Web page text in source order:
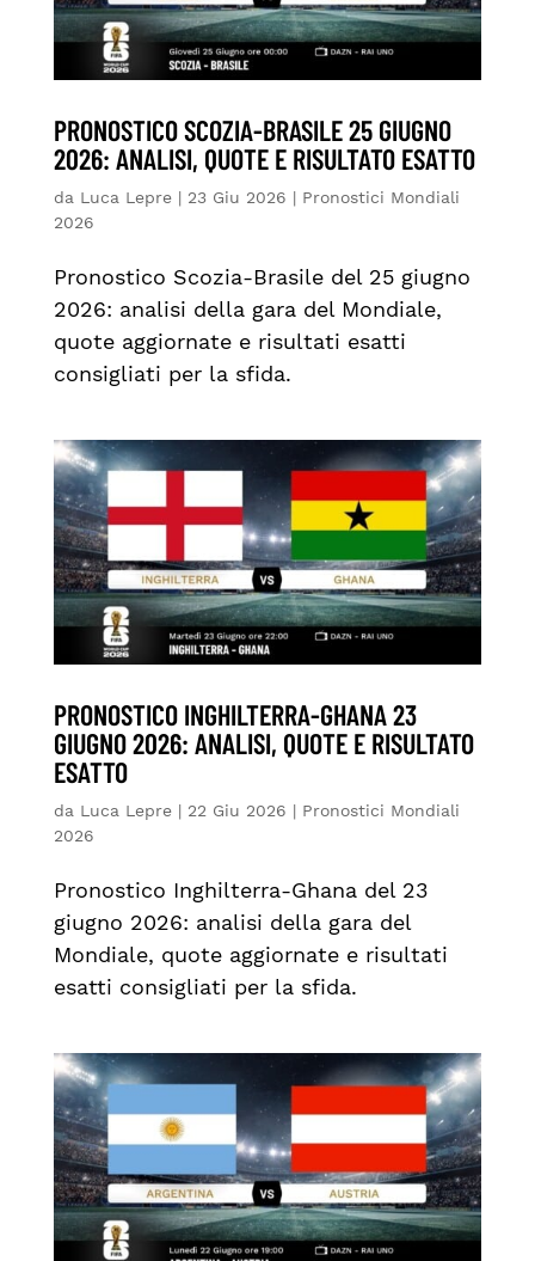
PRONOSTICO SCOZIA-BRASILE 25 GIUGNO
2026: ANALISI, QUOTE E RISULTATO ESATTO
da Luca Lepre| 23 Giu 2026 | Pronostici Mondiali
2026
Pronostico Scozia-Brasile del 25 giugno
2026: analisi della gara del Mondiale,
quote aggiornate e risultati esatti
consigliati per la sfida.
PRONOSTICO INGHILTERRA-GHANA 23
GIUGNO 2026: ANALISI, QUOTE E RISULTATO
ESATTO
da Luca Lepre| 22 Giu 2026 | Pronostici Mondiali
2026
Pronostico Inghilterra-Ghana del 23
giugno 2026: analisi della gara del
Mondiale, quote aggiornate e risultati
esatti consigliati per la sfida.